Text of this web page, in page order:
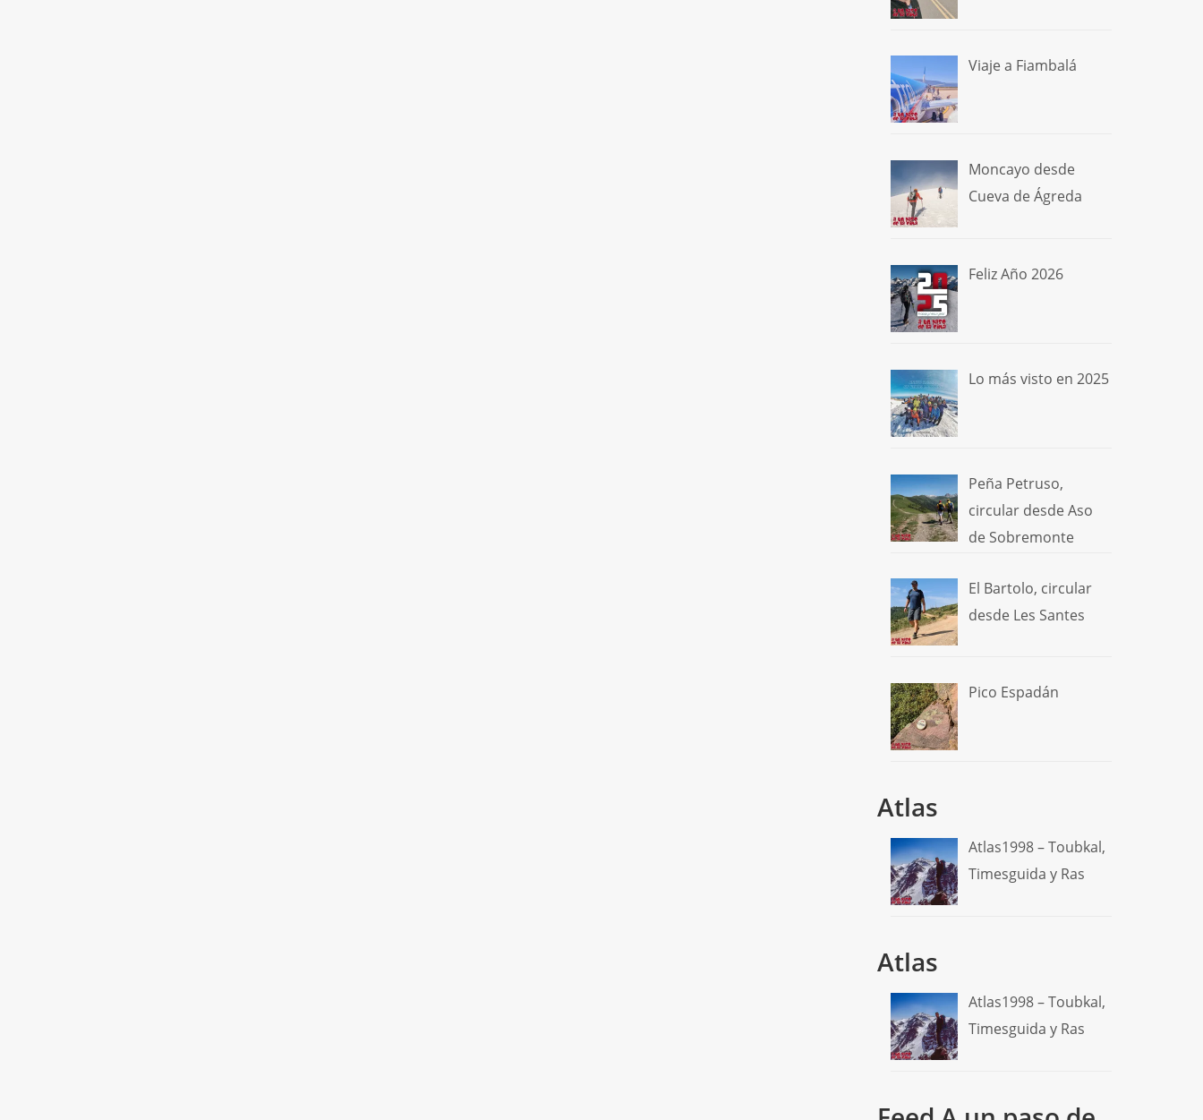
Viaje a Fiambalá
Moncayo desde
Cueva de Ágreda
Feliz Año 2026
Lo más visto en 2025
Peña Petruso,
circular desde Aso
de Sobremonte
El Bartolo, circular
desde Les Santes
Pico Espadán
Atlas
Atlas1998 – Toubkal,
Timesguida y Ras
Atlas
Atlas1998 – Toubkal,
Timesguida y Ras